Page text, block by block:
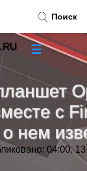
с
о нем
04:00,
Поиск
☰
»